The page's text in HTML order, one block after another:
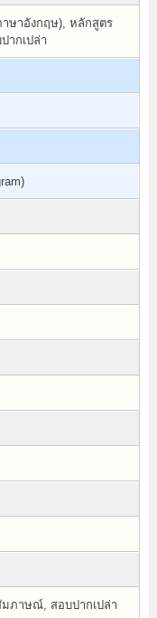
ษาอังกฤษ), หลักสูตร
ากเปล่า
มภาษณ์, สอบปากเปล่า